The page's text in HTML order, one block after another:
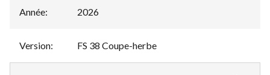
Année: 2026
Version: FS 38 Coupe-herbe